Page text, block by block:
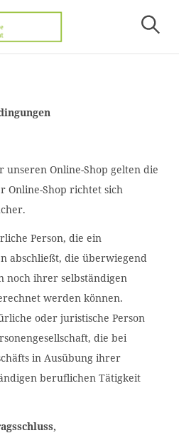
Das jüngste Gericht
u
unseren Online-Shop gelten die
Online-Shop richtet sich
Person, die ein
abschließt, die überwiegend
ihrer selbständigen
werden können.
oder juristische Person
die bei
in Ausübung ihrer
beruflichen Tätigkeit